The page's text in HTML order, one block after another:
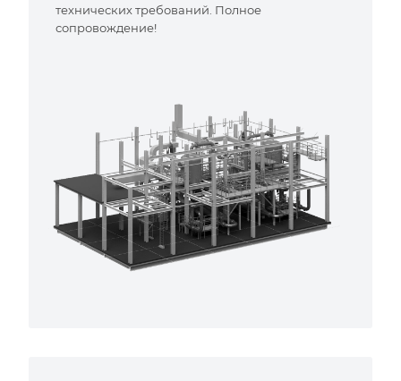
технических требований. Полное
сопровождение!